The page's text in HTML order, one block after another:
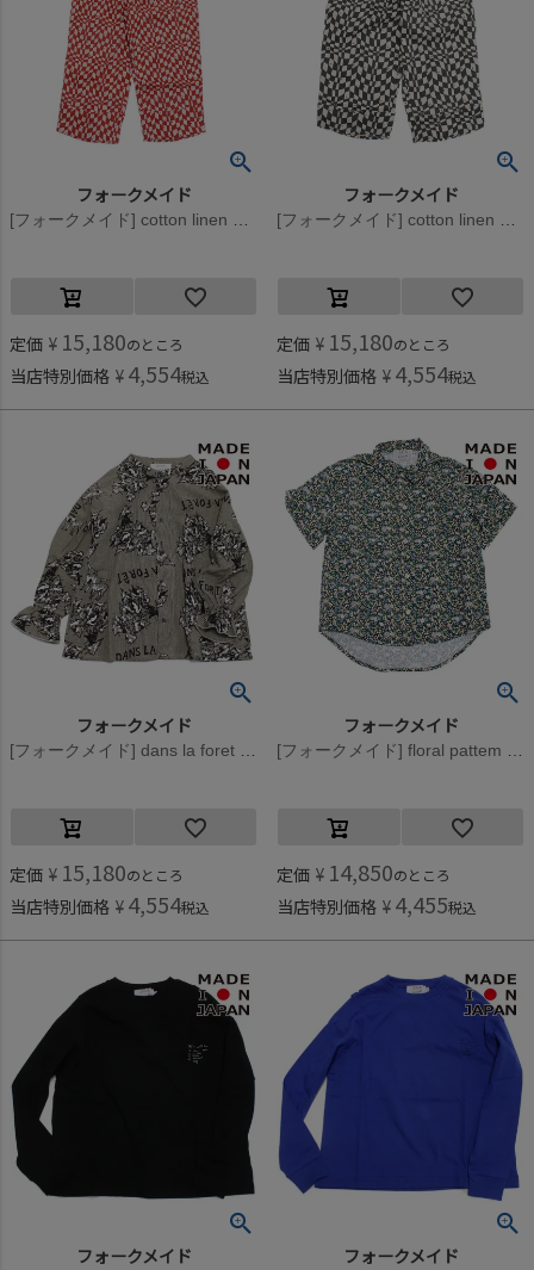
フォークメイド
[フォークメイド] cotton linen playing card ワイドパンツ スモーキーピンク×レッド
定価 ¥ 15,180のところ
当店特別価格 ¥ 4,554税込
フォークメイド
[フォークメイド] cotton linen playing card ワイドパンツ アイボリー×ブラック
定価 ¥ 15,180のところ
当店特別価格 ¥ 4,554税込
フォークメイド
[フォークメイド] dans la foret check print gather ブラウス チェックブラックホワイト
定価 ¥ 15,180のところ
当店特別価格 ¥ 4,554税込
フォークメイド
[フォークメイド] floral pattem シャツ フローラルブラック
定価 ¥ 14,850のところ
当店特別価格 ¥ 4,455税込
フォークメイド フォークメイド